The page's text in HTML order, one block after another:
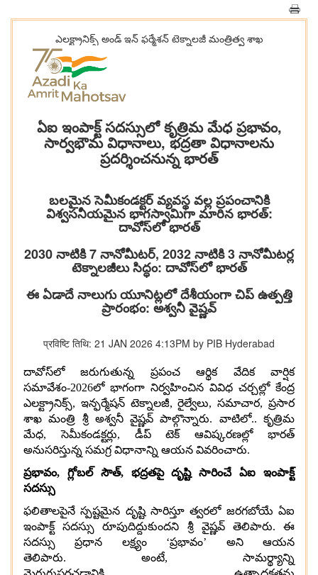
ఎలక్ట్రానిక్స్ అండ్ ఇన్‌ ఫ‌ర్మేశన్‌ టెక్నాలజీ మంత్రిత్వ శాఖ
ఏఐ ఇంపాక్ట్ సదస్సులో కృత్రిమ మేధ ప్రభావం,
సార్వభౌమ విధానాలు, భద్రతా విధానాలను
ప్రదర్శించనున్న భారత్
బలమైన సెమీకండక్టర్ వ్యవస్థ వల్ల ప్రపంచానికి
విశ్వసనీయమైన భాగస్వామిగా మారిన భారత్:
దావోస్‌లో భారత్
2030 నాటికి 7 నానోమీటర్, 2032 నాటికి 3 నానోమీటర్ల
టెక్నాలజీలు సిద్ధం: దావోస్‌లో భారత్
ఈ ఏడాదే నాలుగు యూనిట్లలో దేశీయంగా చిప్ ఉత్పత్తి
ప్రారంభం: అశ్వనీ వైష్ణవ్
प्रविष्टि तिथि: 21 JAN 2026 4:13PM by PIB Hyderabad
దావోస్‌లో జరుగుతున్న ప్రపంచ ఆర్థిక వేదిక వార్షిక
సమావేశం-2026లో భాగంగా నిర్వహించిన వివిధ చర్చల్లో కేంద్ర
ఎలక్ట్రానిక్స్, ఇన్ఫర్మేషన్ టెక్నాలజీ,రైల్వేలు,సమాచార,ప్రసార
శాఖ మంత్రి శ్రీ అశ్వనీ వైష్ణవ్ పాల్గొన్నారు. వాటిలో..కృత్రిమ
మేధ,సెమీకండక్టర్లు, డీప్ టెక్ ఆవిష్కరణల్లో భారత్
అనుసరిస్తున్న సమగ్ర విధానాన్ని ఆయన వివరించారు.
ప్రభావం, గ్లోబల్ సౌత్, భద్రతపై దృష్టి సారించే ఏఐ ఇంపాక్ట్
సదస్సు
ఫలితాలపైనే స్పష్టమైన దృష్టి సారిస్తూ త్వరలో జరగబోయే ఏఐ
ఇంపాక్ట్ సదస్సు రూపుదిద్దుకుందని శ్రీ వైష్ణవ్ తెలిపారు.ఈ
సదస్సు ప్రధాన లక్ష్యం ‘ప్రభావం’ అని ఆయన
తెలిపారు. అంటే, సామర్థ్యాన్ని